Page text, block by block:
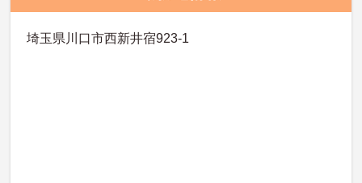
埼玉県川口市西新井宿923-1